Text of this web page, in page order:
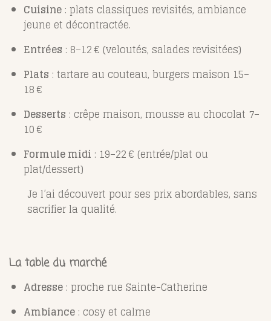
Cuisine : plats classiques revisités, ambiance
jeune et décontractée.
Entrées : 8–12 € (veloutés, salades revisitées)
Plats : tartare au couteau, burgers maison 15–
18 €
Desserts : crêpe maison, mousse au chocolat 7–
10 €
Formule midi : 19–22 € (entrée/plat ou
plat/dessert)
Je l’ai découvert pour ses prix abordables, sans
sacrifier la qualité.
La table du marché
Adresse : proche rue Sainte-Catherine
Ambiance : cosy et calme